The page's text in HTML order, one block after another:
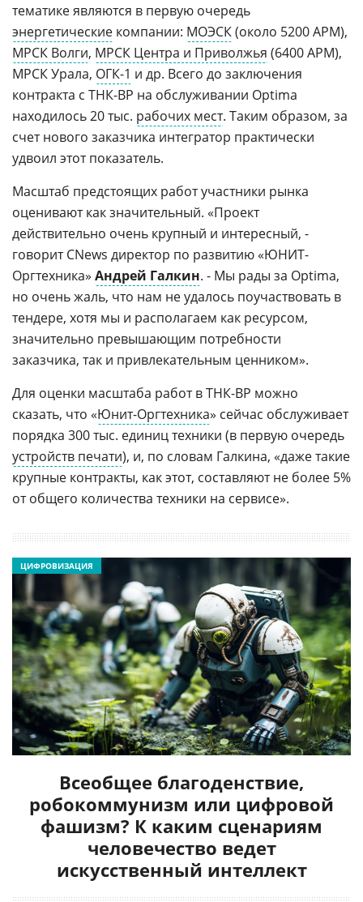
тематике являются в первую очередь
энергетические компании: МОЭСК(около 5200 АРМ),
МРСК Волги, МРСК Центра и Приволжья (6400 АРМ),
МРСК Урала, ОГК-1 и др. Всего до заключения
контракта с ТНК-BP на обслуживании Optima
находилось 20 тыс. рабочих мест. Таким образом, за
счет нового заказчика интегратор практически
удвоил этот показатель.
Масштаб предстоящих работ участники рынка
оценивают как значительный. «Проект
действительно очень крупный и интересный, -
говорит CNews директор по развитию «ЮНИТ-
Оргтехника» Андрей Галкин. - Мы рады за Optima,
но очень жаль, что нам не удалось поучаствовать в
тендере, хотя мы и располагаем как ресурсом,
значительно превышающим потребности
заказчика, так и привлекательным ценником».
Для оценки масштаба работ в ТНК-BP можно
сказать, что «Юнит-Оргтехника» сейчас обслуживает
порядка 300 тыс. единиц техники (в первую очередь
устройств печати), и, по словам Галкина, «даже такие
крупные контракты, как этот, составляют не более 5%
от общего количества техники на сервисе».
Всеобщее благоденствие,
робокоммунизм или цифровой
фашизм? К каким сценариям
человечество ведет
искусственный интеллект
ЦИФРОВИЗАЦИЯ